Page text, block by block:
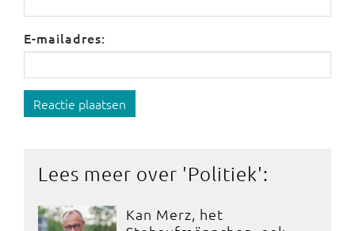
E-mailadres:
Reactie plaatsen
Lees meer over 'Politiek':
Kan Merz, het